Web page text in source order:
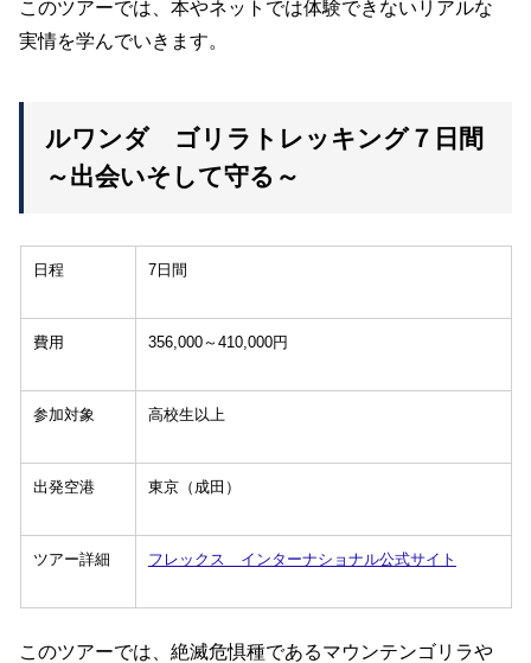
このツアーでは、本やネットでは体験できないリアルな
実情を学んでいきます。
ルワンダ ゴリラトレッキング７日間
～出会いそして守る～
日程 7日間
費用 356,000～410,000円
参加対象 高校生以上
出発空港 東京（成田）
ツアー詳細 フレックス インターナショナル公式サイト
このツアーでは、絶滅危惧種であるマウンテンゴリラや